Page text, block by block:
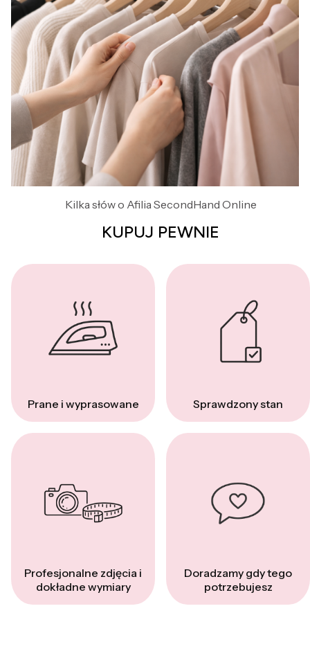
Kilka słów o Afilia SecondHand Online
KUPUJ PEWNIE
Prane i wyprasowane Sprawdzony stan
Profesjonalne zdjęcia i
dokładne wymiary
Doradzamy gdy tego
potrzebujesz